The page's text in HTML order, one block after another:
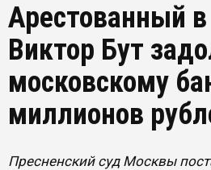
Арестованный
Виктор Бут
московскому
миллионов
Пресненский суд Москвы